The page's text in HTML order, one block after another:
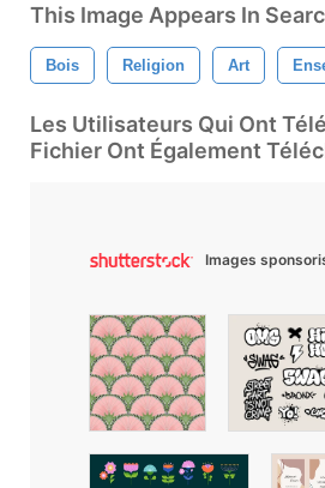
This Image Appears In
Bois Religion Art
Les Utilisateurs Qui Ont
Fichier Ont Également
Images